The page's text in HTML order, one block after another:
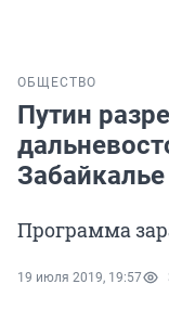
ОБЩЕСТВО
Путин
Забайкалье
Программа
19 июля 2019, 19:57